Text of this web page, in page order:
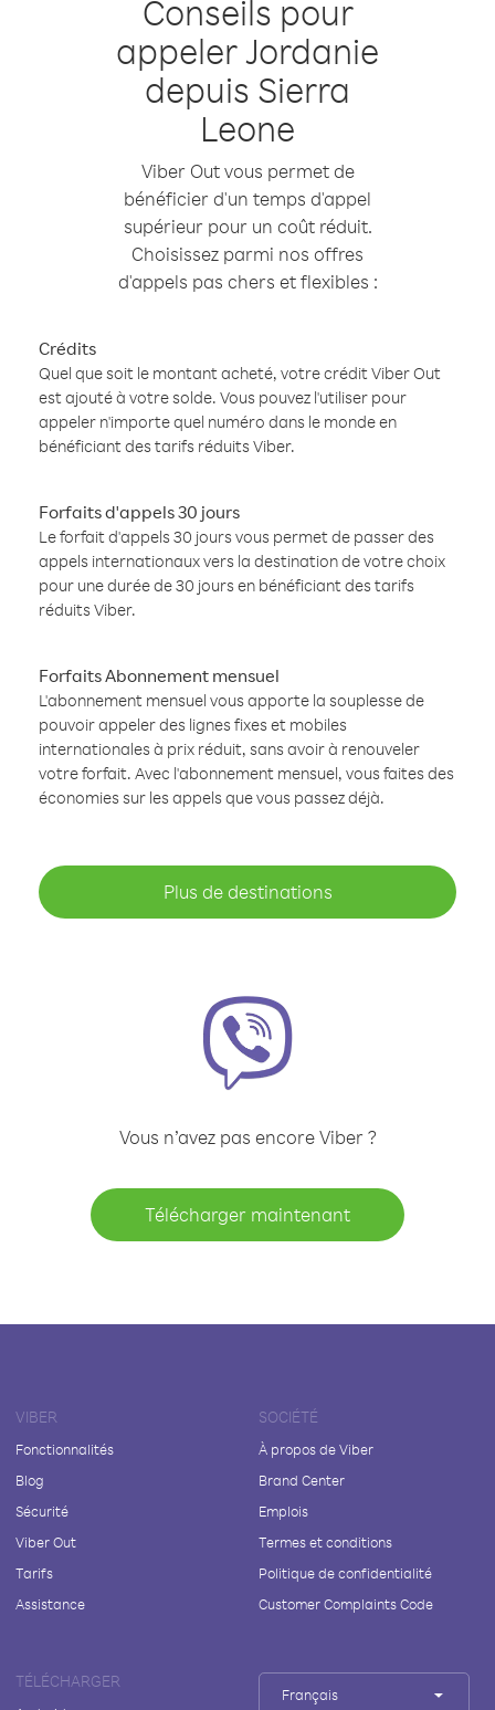
Conseils pour
appeler Jordanie
depuis Sierra
Leone
Viber Out vous permet de
bénéficier d'un temps d'appel
supérieur pour un coût réduit.
Choisissez parmi nos offres
d'appels pas chers et flexibles :
Crédits
Quel que soit le montant acheté, votre crédit Viber Out
est ajouté à votre solde. Vous pouvez l'utiliser pour
appeler n'importe quel numéro dans le monde en
bénéficiant des tarifs réduits Viber.
Forfaits d'appels 30 jours
Le forfait d'appels 30 jours vous permet de passer des
appels internationaux vers la destination de votre choix
pour une durée de 30 jours en bénéficiant des tarifs
réduits Viber.
Forfaits Abonnement mensuel
L'abonnement mensuel vous apporte la souplesse de
pouvoir appeler des lignes fixes et mobiles
internationales à prix réduit, sans avoir à renouveler
votre forfait. Avec l'abonnement mensuel, vous faites des
économies sur les appels que vous passez déjà.
Plus de destinations
Vous n’avez pas encore Viber ?
Télécharger maintenant
VIBER
Fonctionnalités
Blog
Sécurité
Viber Out
Tarifs
Assistance
SOCIÉTÉ
À propos de Viber
Brand Center
Emplois
Termes et conditions
Politique de confidentialité
Customer Complaints Code
TÉLÉCHARGER
Français